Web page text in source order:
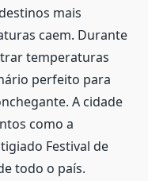
mais
caem. Durante
temperaturas
perfeito para
A cidade
como a
Festival de
todo o país.